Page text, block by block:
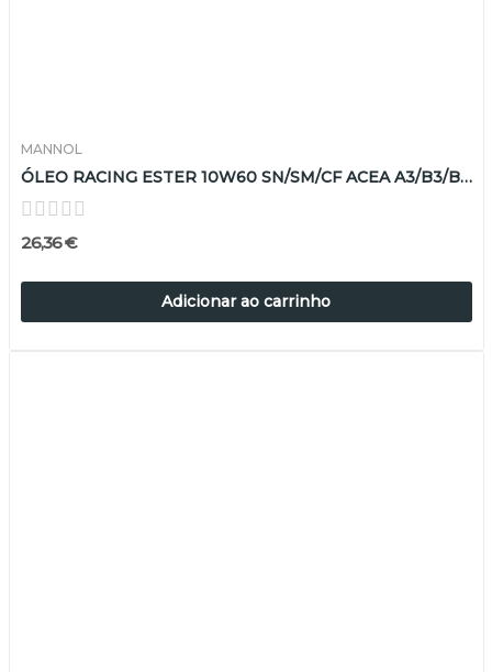
MANNOL
ÓLEO RACING ESTER 10W60 SN/SM/CF ACEA A3/B3/B4 4LT
26,36 €
Adicionar ao carrinho